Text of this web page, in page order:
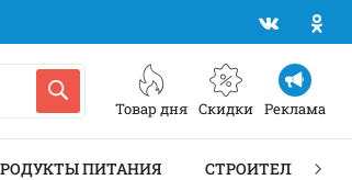
Товар дня Скидки Реклама
ПИТАНИЯ СТРОИТЕЛЬСТВО